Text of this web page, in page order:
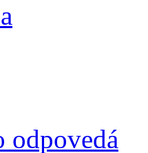
odpovedá